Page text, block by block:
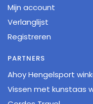
Mijn account
Verlanglijst
Registreren
PARTNERS
Ahoy Hengelsport
Vissen met kunstaas